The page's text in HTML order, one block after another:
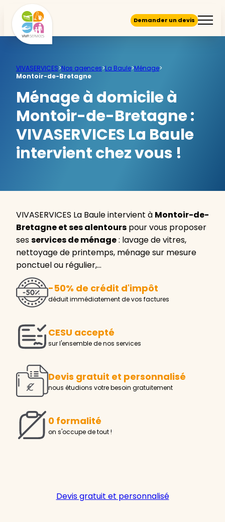
Demander un devis
VIVASERVICES>Nos agences>La Baule>Ménage>
Montoir-de-Bretagne
Ménage à domicile à
Montoir-de-Bretagne :
VIVASERVICES La Baule
intervient chez vous !
VIVASERVICES La Baule intervient à Montoir-de-
Bretagne et ses alentours pour vous proposer
sesservices de ménage: lavage de vitres,
nettoyage de printemps, ménage sur mesure
ponctuel ou régulier,…
-50% de crédit d'impôt
déduit immédiatement de vos factures
CESU accepté
sur l'ensemble de nos services
Devis gratuit et personnalisé
nous étudions votre besoin gratuitement
0 formalité
on s'occupe de tout !
Devis gratuit et personnalisé